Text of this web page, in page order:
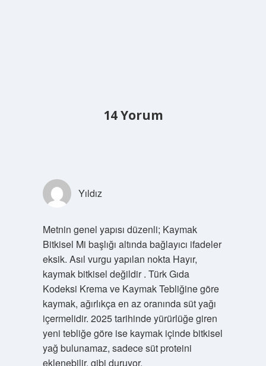
14 Yorum
Yıldız
Metnin genel yapısı düzenli; Kaymak
Bitkisel Mi başlığı altında bağlayıcı ifadeler
eksik. Asıl vurgu yapılan nokta Hayır,
kaymak bitkisel değildir . Türk Gıda
Kodeksi Krema ve Kaymak Tebliğine göre
kaymak, ağırlıkça en az oranında süt yağı
içermelidir. 2025 tarihinde yürürlüğe giren
yeni tebliğe göre ise kaymak içinde bitkisel
yağ bulunamaz, sadece süt proteini
eklenebilir. gibi duruyor.